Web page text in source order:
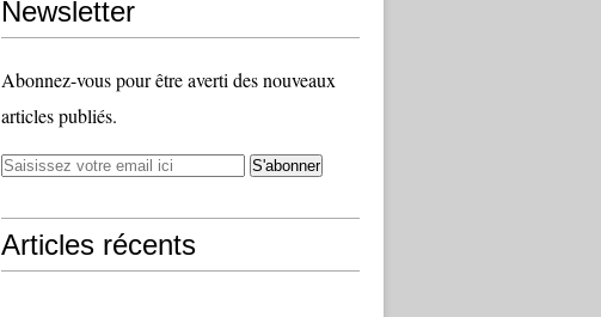
Newsletter
Abonnez-vous pour être averti des nouveaux
articles publiés.
Articles récents